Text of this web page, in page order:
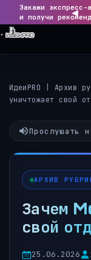
◀
Закажи
и получи
ИдеиPRO Архив
уничтожает свой
Прослушать
АРХИВ
Зачем
свой
25.06.2026